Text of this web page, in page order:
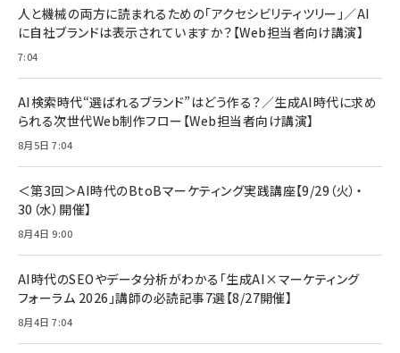
￥1,100
年後半、あなたの恋と運命／山田涼介]
￥880
Amazonランキングをもっと見る
すい ガイド枠付き いPhone17 (6.3インチ) 対応
2枚セット DSP25F1698
￥1,599
【New】Amazon Fire TV Stick HD | 手軽にスト
レイヤー
￥6,980
Anker Soundcore P31i (Bluetooth 6.1) 【完
全ワイヤレスイヤホン/アクティブノイズキャンセリ
ング/マルチポイント接続 / 最大50時間再生 / PSE
Anker PowerLine III Flow USB-C & USB-C
ケーブル Anker絡まないケーブル 240W 結束バン
ド付き USB PD対応 シリコン素材採用 iPhone
17 / 16 / 15 / Galaxy iPad Pro MacBook
￥5,000
ケーブル Anker絡まないケーブル 240W 結束バン
17 / 16 / 15 / Galaxy iPad Pro MacBook
Pro/Air 各種対応 (1.8m ミッドナイトブラック)
￥1,890
キャンペーン】
￥4,857
人と機械の両方に読まれるための「アクセシビリティツリー」／AI
に自社ブランドは表示されていますか？【Web担当者向け講演】
7:04
AI検索時代“選ばれるブランド”はどう作る？／生成AI時代に求め
られる次世代Web制作フロー【Web担当者向け講演】
8月5日 7:04
＜第3回＞AI時代のBtoBマーケティング実践講座【9/29（火）・
30（水）開催】
8月4日 9:00
AI時代のSEOやデータ分析がわかる「生成AI×マーケティング
フォーラム 2026」講師の必読記事7選【8/27開催】
8月4日 7:04